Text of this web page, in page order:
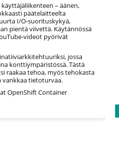
– äänen,
päätelaitteelta
I/O-suorituskykyä,
pientä viivettä. Käytännössä
videot pyörivät
jossa
konttiympäristössä. Tästä
raakaa tehoa, myös tehokasta
vankkaa tietoturvaa.
OpenShift Container